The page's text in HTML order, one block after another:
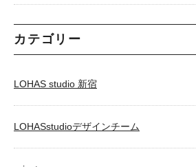
カテゴリー
LOHAS studio 新宿
LOHASstudioデザインチーム